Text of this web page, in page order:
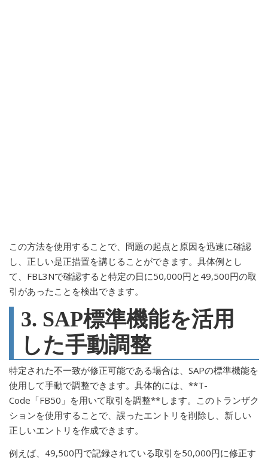
この方法を使用することで、問題の起点と原因を迅速に確認
し、正しい是正措置を講じることができます。具体例とし
て、FBL3Nで確認すると特定の日に50,000円と49,500円の取
引があったことを検出できます。
3. SAP標準機能を活用
した手動調整
特定された不一致が修正可能である場合は、SAPの標準機能を
使用して手動で調整できます。具体的には、**T-
Code「FB50」を用いて取引を調整**します。このトランザク
ションを使用することで、誤ったエントリを削除し、新しい
正しいエントリを作成できます。
例えば、49,500円で記録されている取引を50,000円に修正す